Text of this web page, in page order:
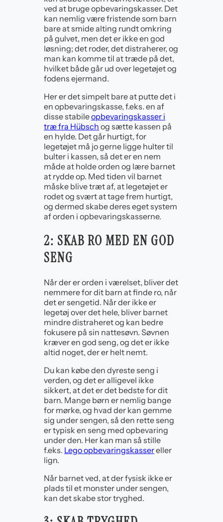
ved at bruge opbevaringskasser. Det
kan nemlig være fristende som barn
bare at smide alting rundt omkring
på gulvet, men det er ikke en god
løsning; det roder, det distraherer, og
man kan komme til at træde på det,
hvilket både går ud over legetøjet og
fodens ejermand.
Her er det simpelt bare at putte det i
en opbevaringskasse, f.eks. en af
disse stabileopbevaringskasser i
træ fra Hübsch og sætte kassen på
en hylde. Det går hurtigt, for
legetøjet må jo gerne ligge hulter til
bulter i kassen, så det er en nem
måde at holde orden og lære barnet
at rydde op. Med tiden vil barnet
måske blive træt af, at legetøjet er
rodet og svært at tage frem hurtigt,
og dermed skabe deres eget system
af orden i opbevaringskasserne.
2: SKAB RO MED EN GOD
SENG
Når der er orden i værelset, bliver det
nemmere for dit barn at finde ro, når
det er sengetid. Når der ikke er
legetøj over det hele, bliver barnet
mindre distraheret og kan bedre
fokusere på sin nattesøvn. Søvnen
kræver en god seng, og det er ikke
altid noget, der er helt nemt.
Du kan købe den dyreste seng i
verden, og det er alligevel ikke
sikkert, at det er det bedste for dit
barn. Mange børn er nemlig bange
for mørke, og hvad der kan gemme
sig under sengen, så den rette seng
er typisk en seng med opbevaring
under den. Her kan man så stille
f.eks. Lego opbevaringskassereller
lign.
Når barnet ved, at der fysisk ikke er
plads til et monster under sengen,
kan det skabe stor tryghed.